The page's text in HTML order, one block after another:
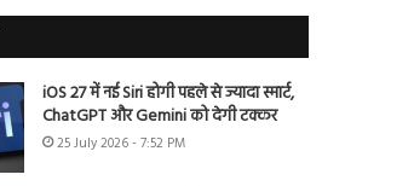
iOS 27 में नई Siri होगी पहले से ज्यादा स्मार्ट,
ChatGPT और Gemini को देगी टक्कर
25 July 2026 - 7:52 PM